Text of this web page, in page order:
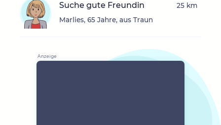
Suche gute Freundin
Marlies, 65 Jahre, aus Traun
25 km